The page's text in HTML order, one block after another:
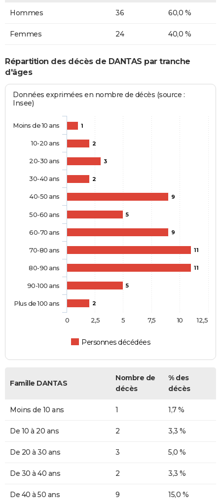
Hommes 36 60,0 %
Femmes 24 40,0 %
Répartition des décès de DANTAS par tranche
d'âges
Données exprimées en nombre de décès (source :
Insee)
1
2
3
2
9
5
9
11
11
5
2
Personnes décédées
Moins de 10 ans
10-20 ans
20-30 ans
30-40 ans
40-50 ans
50-60 ans
60-70 ans
70-80 ans
80-90 ans
90-100 ans
Plus de 100 ans
0 10
2,5 5 7,5 12,5
Famille DANTAS
Nombre de
décès
% des
décès
Moins de 10 ans 1 1,7 %
De 10 à 20 ans 2 3,3 %
De 20 à 30 ans 3 5,0 %
De 30 à 40 ans 2 3,3 %
De 40 à 50 ans 9 15,0 %